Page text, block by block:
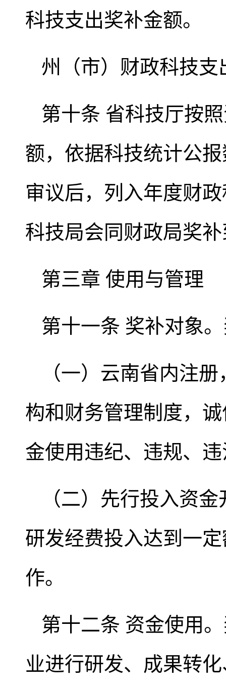
科技支出奖补金额。
州（市）财政科技
第十条 省科技厅按
额，依据科技统计公
审议后，列入年度财
科技局会同财政局奖
第三章 使用与管理
第十一条 奖补对象
（一）云南省内注
构和财务管理制度，
金使用违纪、违规、
（二）先行投入资
研发经费投入达到一
作。
第十二条 资金使用
业进行研发、成果转